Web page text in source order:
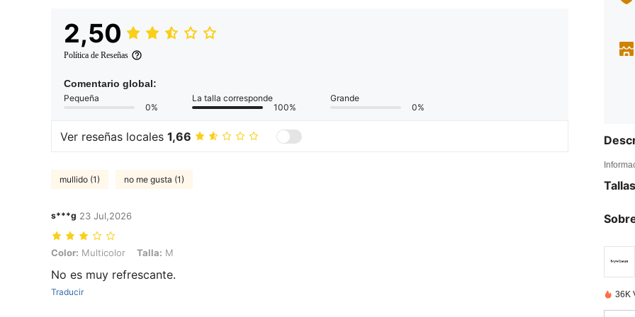
2,50
Política de Reseñas
Comentario global:
Pequeña
0%
La talla corresponde
100%
Grande
0%
Ver reseñas locales 1,66
mullido (1) no me gusta (1)
s***g 23 Jul,2026
Color: Multicolor, Talla: M
Color: Multicolor Talla: M
No es muy refrescante.
Traducir 36K